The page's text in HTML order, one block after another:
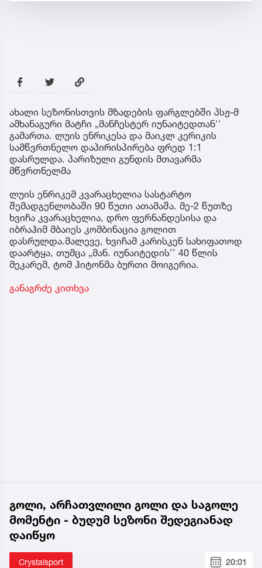
ახალი სეზონისთვის მზადების ფარგლებში პსჟ-მ
ამხანაგური მატჩი „მანჩესტერ იუნაიტედთან''
გამართა. ლუის ენრიკესა და მაიკლ კერიკის
სამწვრთნელო დაპირისპირება ფრედ 1:1
დასრულდა. პარიზული გუნდის მთავარმა
მწვრთნელმა
ლუის ენრიკემ კვარაცხელია სასტარტო
შემადგენლობაში 90 წუთი ათამაშა. მე-2 წუთზე
ხვიჩა კვარაცხელია, დრო ფერნანდესისა და
იბრაჰიმ მბაიეს კომბინაცია გოლით
დასრულდა.მალევე, ხვიჩამ კარისკენ სახიფათოდ
დაარტყა, თუმცა „მან. იუნაიტედის’’ 40 წლის
მეკარემ, ტომ ჰიტონმა ბურთი მოიგერია.
განაგრძე კითხვა
გოლი, არჩათვლილი გოლი და საგოლე
მომენტი - ბუდუმ სეზონი შედეგიანად
დაიწყო
Crystalsport 20:01